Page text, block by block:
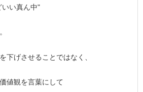
い真ん中"
下げさせることではなく、
値観を言葉にして